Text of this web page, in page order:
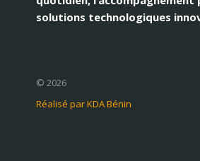
solutions technologiques
© 2026
Réalisé par KDA Bénin